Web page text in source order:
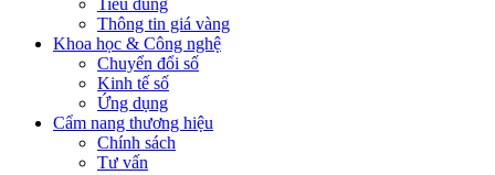
Tiêu dùng
Thông tin giá vàng
Khoa học & Công nghệ
Chuyển đổi số
Kinh tế số
Ứng dụng
Cẩm nang thương hiệu
Chính sách
Tư vấn